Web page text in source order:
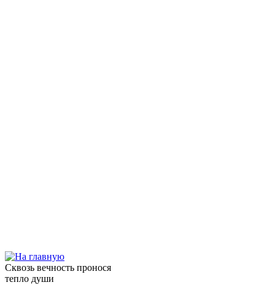
Сквозь вечность пронося
тепло души